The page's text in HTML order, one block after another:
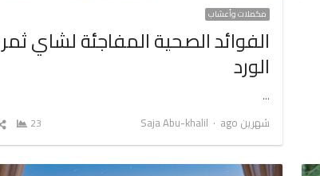
مكملات وأعشاب
الفوائد الصحية المفاجئة لشاي ثمر
الورد
…
شهرين ago
Author
Saja Abu-khalil
23